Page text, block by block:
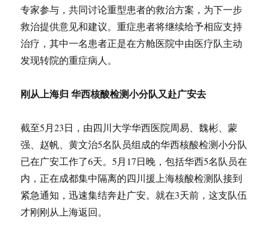
专家参与，共同讨论重型患者的救治方案，为下一步
救治提供意见和建议。重症患者将继续给予相应支持
治疗，其中一名患者正是在方舱医院中由医疗队主动
发现转院的重症病人。
刚从上海归 华西核酸检测小分队又赴广安去
截至5月23日，由四川大学华西医院周易、魏彬、蒙
强、赵帆、黄文治5名队员组成的华西核酸检测小分队
已在广安工作了6天。5月17日晚，包括华西5名队员在
内，正在成都集中隔离的四川援上海核酸检测队接到
紧急通知，迅速集结奔赴广安。就在3天前，这支队伍
才刚刚从上海返回。